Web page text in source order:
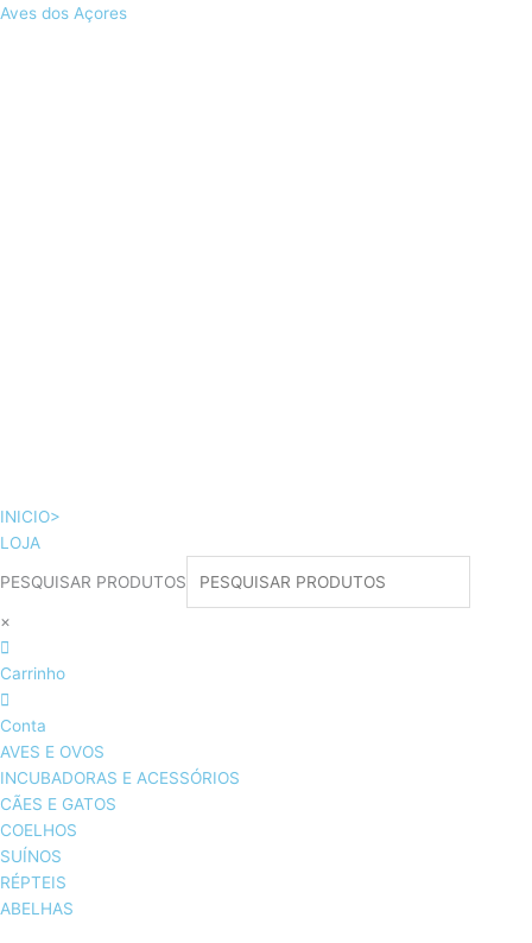
Skip
Aves dos Açores
INICIO>
LOJA
PESQUISAR PRODUTOS
×
Carrinho
Conta
AVES E OVOS
INCUBADORAS E ACESSÓRIOS
CÃES E GATOS
COELHOS
SUÍNOS
RÉPTEIS
ABELHAS